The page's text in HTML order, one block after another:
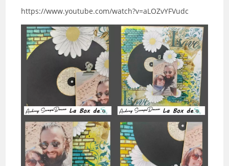
https://www.youtube.com/watch?v=aLOZvYFVudc